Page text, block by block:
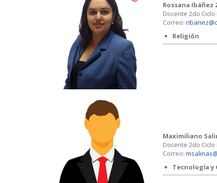
Rossana Ibáñez
Docente 2do Ciclo
Correo:
Religión
Maximiliano
Docente 2do
Correo:
Tecnología y